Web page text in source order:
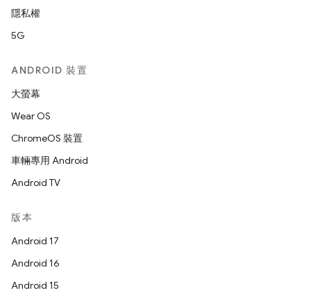
隱私權
5G
ANDROID 裝置
大螢幕
Wear OS
ChromeOS 裝置
車輛專用 Android
Android TV
版本
Android 17
Android 16
Android 15